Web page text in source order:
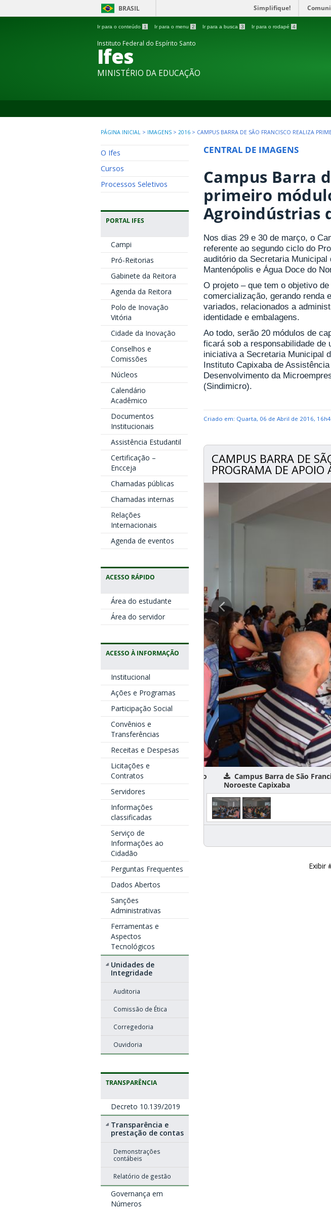
BRASIL Simplifique!
Ir para o conteúdo 1 Ir para o menu 2 Ir para a busca 3 Ir para o rodapé 4
Instituto Federal do Espírito Santo
Ifes
MINISTÉRIO DA EDUCAÇÃO
PÁGINA INICIAL > IMAGENS > 2016 > CAMPUS BARRA DE SÃO FRANCISCO REALIZA
O Ifes
Cursos
Processos Seletivos
PORTAL IFES
Campi
Pró-Reitorias
Gabinete da Reitora
Agenda da Reitora
Polo de Inovação
Vitória
Cidade da Inovação
Conselhos e
Comissões
Núcleos
Calendário
Acadêmico
Documentos
Institucionais
Assistência Estudantil
Certificação –
Encceja
Chamadas públicas
Chamadas internas
Relações
Internacionais
Agenda de eventos
ACESSO RÁPIDO
Área do estudante
Área do servidor
ACESSO À INFORMAÇÃO
Institucional
Ações e Programas
Participação Social
Convênios e
Transferências
Receitas e Despesas
Licitações e
Contratos
Servidores
Informações
classificadas
Serviço de
Informações ao
Cidadão
Perguntas Frequentes
Dados Abertos
Sanções
Administrativas
Ferramentas e
Aspectos
Tecnológicos
Unidades de
Integridade
Auditoria
Comissão de Ética
Corregedoria
Ouvidoria
TRANSPARÊNCIA
Decreto 10.139/2019
Transparência e
prestação de contas
Demonstrações
contábeis
Relatório de gestão
Governança em
Números
CENTRAL DE IMAGENS
Campus Barra
primeiro
Agroindústrias
Nos dias 29 e 30 de março, o
referente ao segundo ciclo do
auditório da Secretaria
Mantenópolis e Água Doce do
O projeto – que tem o objetivo
comercialização, gerando renda
variados, relacionados a
identidade e embalagens.
Ao todo, serão 20 módulos de
ficará sob a responsabilidade de
iniciativa a Secretaria Municipal
Instituto Capixaba de
Desenvolvimento da
(Sindimicro).
Criado em: Quarta, 06 de Abril de 2016,
CAMPUS BARRA DE
PROGRAMA DE APOIO
Campus Barra de São
Noroeste Capixaba
Exibir